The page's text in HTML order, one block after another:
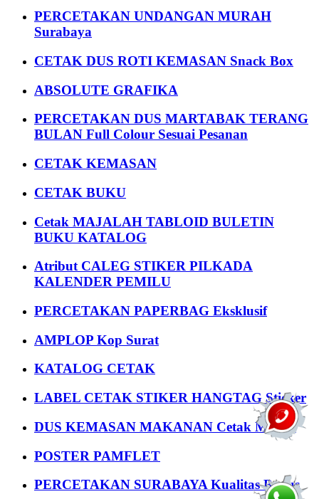
PERCETAKAN UNDANGAN MURAH
Surabaya
CETAK DUS ROTI KEMASAN Snack Box
ABSOLUTE GRAFIKA
PERCETAKAN DUS MARTABAK TERANG
BULAN Full Colour Sesuai Pesanan
CETAK KEMASAN
CETAK BUKU
Cetak MAJALAH TABLOID BULETIN
BUKU KATALOG
Atribut CALEG STIKER PILKADA
KALENDER PEMILU
PERCETAKAN PAPERBAG Eksklusif
AMPLOP Kop Surat
KATALOG CETAK
LABEL CETAK STIKER HANGTAG Sticker
DUS KEMASAN MAKANAN Cetak Murah
POSTER PAMFLET
PERCETAKAN SURABAYA Kualitas Bagus